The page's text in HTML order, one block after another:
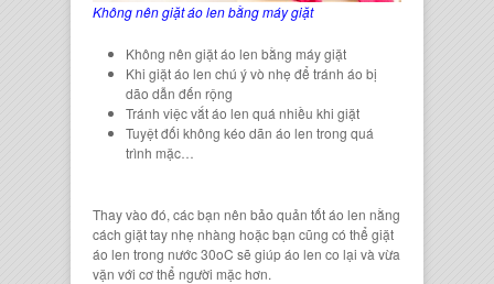
Không nên giặt áo len bằng máy giặt
Không nên giặt áo len bằng máy giặt
Khi giặt áo len chú ý vò nhẹ để tránh áo bị
dão dẫn đến rộng
Tránh việcvắt áo len quá nhiều khi giặt
Tuyệt đối không kéo dãn áo len trong quá
trình mặc…
Thay vào đó, các bạn nên bảo quản tốt áo len nằng
cách giặt tay nhẹ nhàng hoặc bạn cũng có thể giặt
áo len trong nước 30oC sẽ giúpáo len co lại và vừa
vặn với cơ thể người mặc hơn.